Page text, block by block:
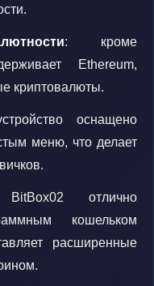
: кроме
Ethereum,
криптовалюты.
оснащено
меню, что делает
отлично
кошельком
расширенные